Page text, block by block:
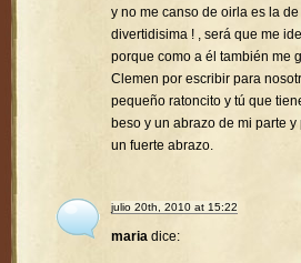
y no me canso de oirla es la
divertidisima ! , será que me
porque como a él también me
Clemen por escribir para
pequeño ratoncito y tú que
beso y un abrazo de mi parte
un fuerte abrazo.
julio 20th, 2010 at 15:22
maria dice: